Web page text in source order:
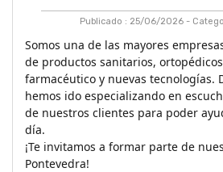
Publicado : 25/06/2026 -
Somos una de las mayores
de productos sanitarios,
farmacéutico y nuevas tecnologías.
hemos ido especializando en
de nuestros clientes para poder
día.
¡Te invitamos a formar parte de
Pontevedra!